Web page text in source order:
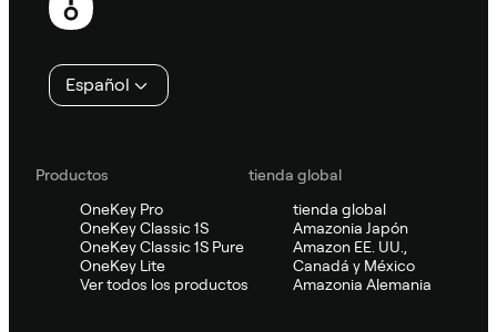
página
Español
Productos
OneKey Pro
OneKey Classic 1S
OneKey Classic 1S Pure
OneKey Lite
Ver todos los productos
tienda global
tienda global
Amazonia Japón
Amazon EE. UU.,
Canadá y México
Amazonia Alemania